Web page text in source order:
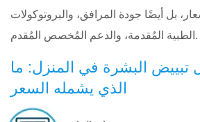
بل أيضًا جودة المرافق، والبروتوكولات
الطبية المُقدمة، والدعم المُخصص المُقدم.
تبييض البشرة في المنزل: ما
الذي يشمله السعر